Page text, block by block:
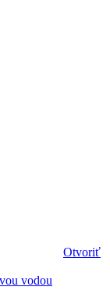
Otvoriť
vodou